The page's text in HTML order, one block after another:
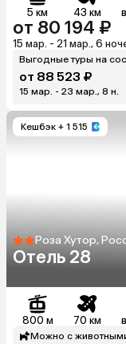
5 км 43 км
от 80 194 ₽
15 мар. - 21 мар., 6
Выгодные туры на
от 88 523 ₽
15 мар. - 23 мар., 8 н.
Кешбэк + 1 515
Роза Хутор,
Отель 28
800 м 70 км
Можно с